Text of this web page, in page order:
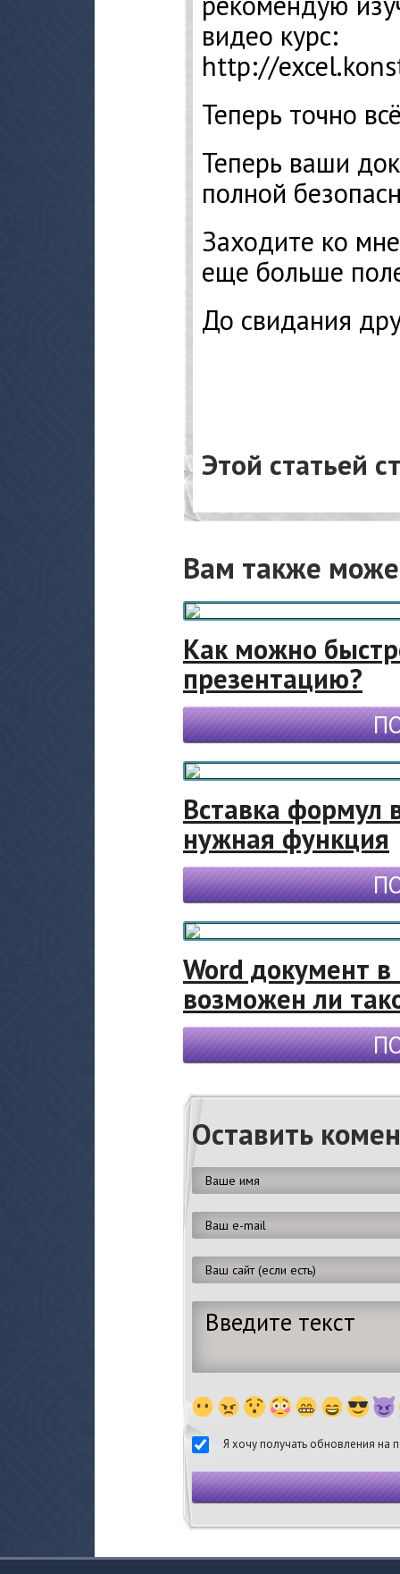
видео курс:
http://
Теперь точно
Теперь ваши
полной
Заходите ко
еще больше
До свидания
Этой статьей
Вам также
Как можно
презентацию?
Вставка формул
нужная функция
Word документ
возможен ли
Оставить
Я хочу получать обновления на